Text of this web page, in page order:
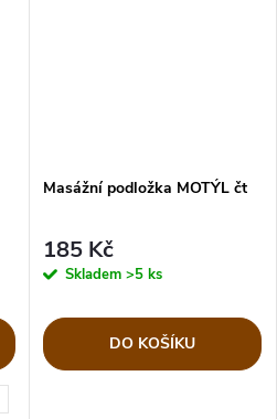
Masážní podložka MOTÝL čt
185 Kč
Skladem >5 ks
DO KOŠÍKU